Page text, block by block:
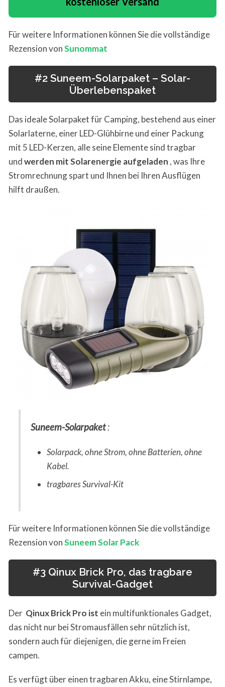
Für weitere Informationen können Sie die vollständige
Rezension vonSunommat
#2 Suneem-Solarpaket – Solar-
Überlebenspaket
Das ideale Solarpaket für Camping, bestehend aus einer
Solarlaterne, einer LED-Glühbirne und einer Packung
mit 5 LED-Kerzen, alle seine Elemente sind tragbar
undwerden mit Solarenergie aufgeladen , was Ihre
Stromrechnung spart und Ihnen bei Ihren Ausflügen
hilft draußen.
Suneem-Solarpaket:
Solarpack, ohne Strom, ohne Batterien, ohne
Kabel.
tragbares Survival-Kit
Für weitere Informationen können Sie die vollständige
Rezension vonSuneem Solar Pack
#3 Qinux Brick Pro, das tragbare
Survival-Gadget
Der Qinux Brick Pro ist ein multifunktionales Gadget,
das nicht nur bei Stromausfällen sehr nützlich ist,
sondern auch für diejenigen, die gerne im Freien
campen.
Es verfügt über einen tragbaren Akku, eine Stirnlampe,